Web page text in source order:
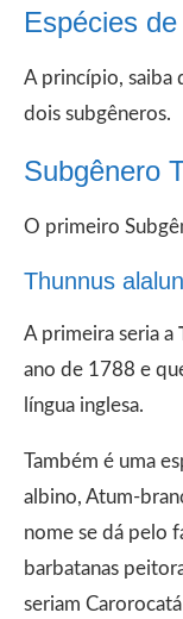
Espécies
A princípio, saiba
dois subgêneros.
Subgênero
O primeiro
Thunnus
A primeira seria a
ano de 1788 e
língua inglesa.
Também é uma
albino, Atum-
nome se dá pelo
barbatanas
seriam